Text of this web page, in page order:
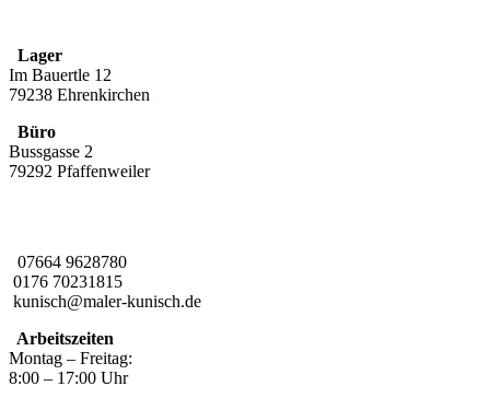
Lager
Im Bauertle 12
79238 Ehrenkirchen
Büro
Bussgasse 2
79292 Pfaffenweiler
07664 9628780
0176 70231815
kunisch@maler-kunisch.de
Arbeitszeiten
Montag – Freitag:
8:00 – 17:00 Uhr